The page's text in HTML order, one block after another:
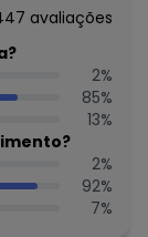
plus size!
em
disponível.
N/D*
avaliações
2%
85%
13%
2%
92%
7%